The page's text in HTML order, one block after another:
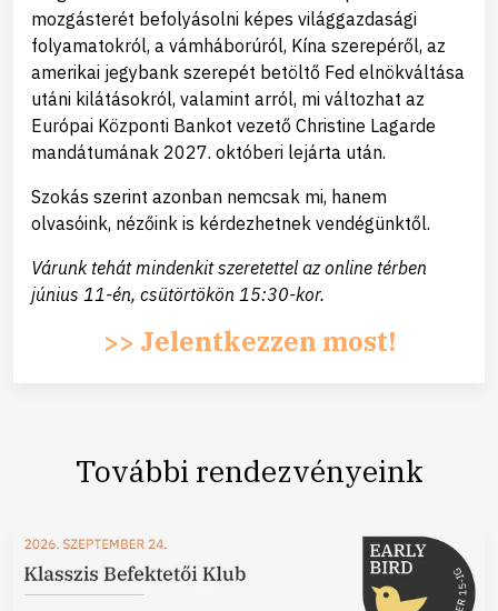
mozgásterét befolyásolni képes világgazdasági
folyamatokról, a vámháborúról, Kína szerepéről, az
amerikai jegybank szerepét betöltő Fed elnökváltása
utáni kilátásokról, valamint arról, mi változhat az
Európai Központi Bankot vezető Christine Lagarde
mandátumának 2027. októberi lejárta után.
Szokás szerint azonban nemcsak mi, hanem
olvasóink, nézőink is kérdezhetnek vendégünktől.
Várunk tehát mindenkit szeretettel az online térben
június 11-én, csütörtökön 15:30-kor.
>> Jelentkezzen most!
További rendezvényeink